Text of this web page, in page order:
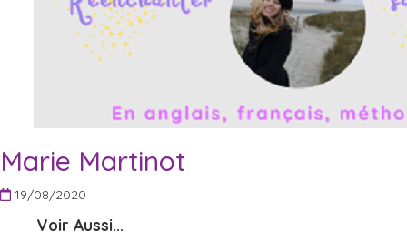
Marie Martinot
19/08/2020
Voir Aussi...